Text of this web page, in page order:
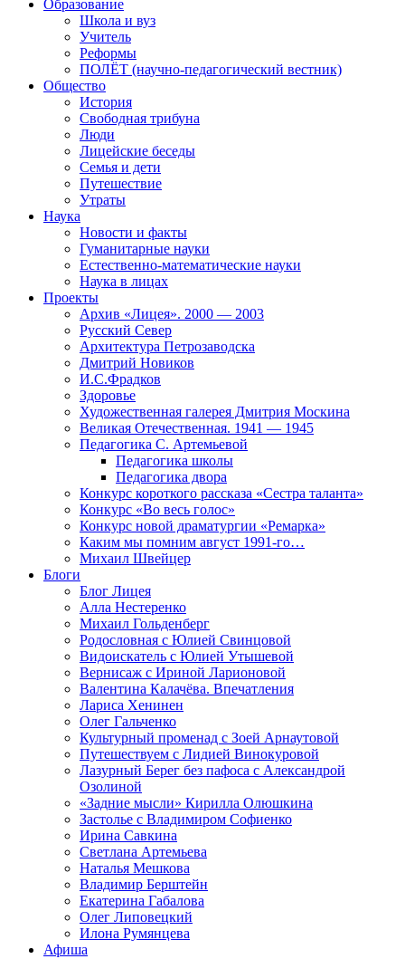
Образование
Школа и вуз
Учитель
Реформы
ПОЛЁТ (научно-педагогический вестник)
Общество
История
Свободная трибуна
Люди
Лицейские беседы
Семья и дети
Путешествие
Утраты
Наука
Новости и факты
Гуманитарные науки
Естественно-математические науки
Наука в лицах
Проекты
Архив «Лицея». 2000 — 2003
Русский Север
Архитектура Петрозаводска
Дмитрий Новиков
И.С.Фрадков
Здоровье
Художественная галерея Дмитрия Москина
Великая Отечественная. 1941 — 1945
Педагогика С. Артемьевой
Педагогика школы
Педагогика двора
Конкурс короткого рассказа «Сестра таланта»
Конкурс «Во весь голос»
Конкурс новой драматургии «Ремарка»
Каким мы помним август 1991-го…
Михаил Швейцер
Блоги
Блог Лицея
Алла Нестеренко
Михаил Гольденберг
Родословная с Юлией Свинцовой
Видоискатель с Юлией Утышевой
Вернисаж с Ириной Ларионовой
Валентина Калачёва. Впечатления
Лариса Хенинен
Олег Гальченко
Культурный променад с Зоей Арнаутовой
Путешествуем с Лидией Винокуровой
Лазурный Берег без пафоса с Александрой
Озолиной
«Задние мысли» Кирилла Олюшкина
Застолье с Владимиром Софиенко
Ирина Савкина
Светлана Артемьева
Наталья Мешкова
Владимир Берштейн
Екатерина Габалова
Олег Липовецкий
Илона Румянцева
Афиша